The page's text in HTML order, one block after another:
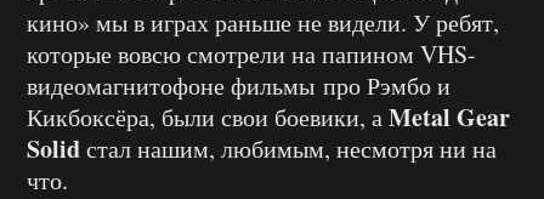
кино» мы в играх раньше не видели. У ребят,
которые вовсю смотрели на папином VHS-
видеомагнитофоне фильмы про Рэмбо и
Кикбоксёра, были свои боевики, аMetal Gear
Solidстал нашим, любимым, несмотря ни на
что.